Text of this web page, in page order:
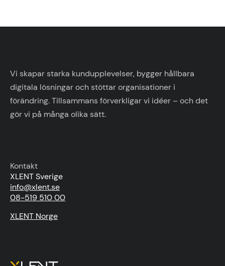
Vi skapar starka kundupplevelser, bygger hållbara
digitala lösningar och stöttar organisationer i
förändring. Tillsammans förverkligar vi idéer – och det
gör vi på många olika sätt.
Kontakt
XLENT Sverige
info@xlent.se
08-519 510 00
XLENT Norge